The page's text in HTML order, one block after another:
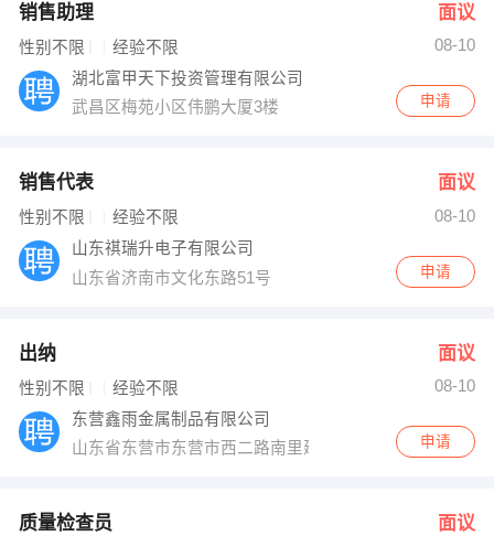
销售助理 面议
性别不限 经验不限
08-10
湖北富甲天下投资管理有限公司
武昌区梅苑小区伟鹏大厦3楼
申请
销售代表 面议
性别不限 经验不限
08-10
山东祺瑞升电子有限公司
山东省济南市文化东路51号
申请
出纳 面议
性别不限 经验不限
08-10
东营鑫雨金属制品有限公司
山东省东营市东营市西二路南里建材市场134号
申请
质量检查员 面议